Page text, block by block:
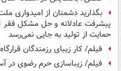
بگذارید دشمنان از امیدواری
پیشرفت عادلانه و حل مشکل فقر
حمایت از تولید به جایی نمی‌رسد
فیلم/ کار زیبای رزمندگان
فیلم/ زیباسازی حرم رضوی در